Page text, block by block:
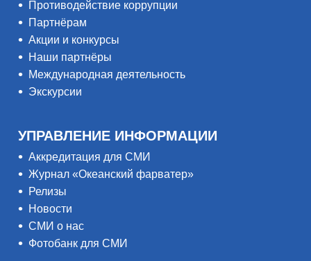
Противодействие коррупции
Партнёрам
Акции и конкурсы
Наши партнёры
Международная деятельность
Экскурсии
УПРАВЛЕНИЕ ИНФОРМАЦИИ
Аккредитация для СМИ
Журнал «Океанский фарватер»
Релизы
Новости
СМИ о нас
Фотобанк для СМИ